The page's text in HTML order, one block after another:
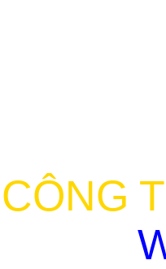
CÔNG